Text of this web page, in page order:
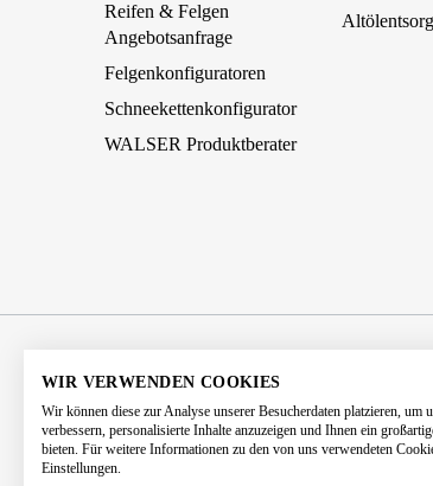
Reifen & Felgen
Angebotsanfrage
Felgenkonfiguratoren
Schneekettenkonfigurator
WALSER Produktberater
AGB Impressum
Barrierefreiheitserklärung
WIR VERWENDEN COOKIES
Wir können diese zur Analyse unserer Besucherdaten platzieren, um
verbessern, personalisierte Inhalte anzuzeigen und Ihnen ein
bieten. Für weitere Informationen zu den von uns verwendeten
Einstellungen.